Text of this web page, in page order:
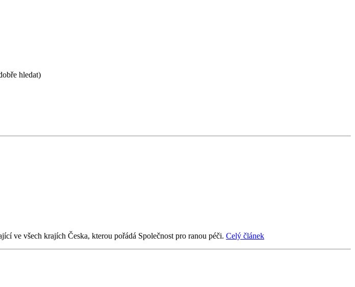
hledat)
ve všech krajích Česka, kterou pořádá Společnost pro ranou péči. Celý článek